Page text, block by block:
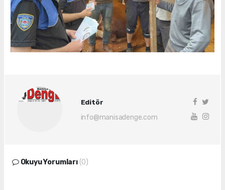
Editör
info@manisadenge.com
Okuyu Yorumları (0)